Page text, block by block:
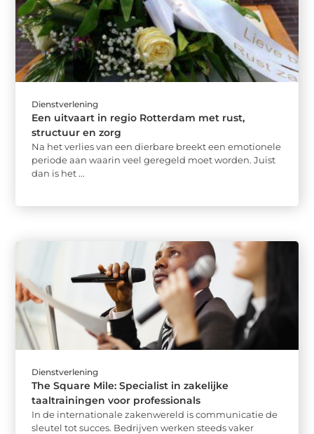
Dienstverlening
Een uitvaart in regio Rotterdam met rust,
structuur en zorg
Na het verlies van een dierbare breekt een emotionele
periode aan waarin veel geregeld moet worden. Juist
dan is het ...
Dienstverlening
The Square Mile: Specialist in zakelijke
taaltrainingen voor professionals
In de internationale zakenwereld is communicatie de
sleutel tot succes. Bedrijven werken steeds vaker